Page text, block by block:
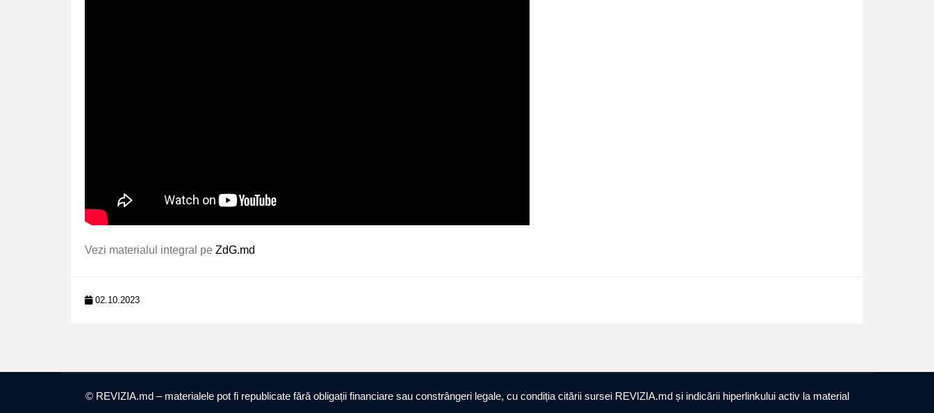
Vezi materialul integral pe ZdG.md
02.10.2023
© REVIZIA.md – materialele pot fi republicate fără obligații financiare sau constrângeri legale, cu condiția citării sursei REVIZIA.md și indicării hiperlinkului activ la material